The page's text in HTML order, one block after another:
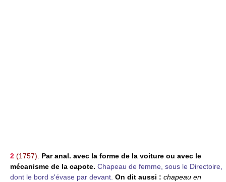
2 (1757). Par anal. avec la forme de la voiture ou avec le
mécanisme de la capote. Chapeau de femme, sous le Directoire,
dont le bord s'évase par devant. On dit aussi : chapeau en